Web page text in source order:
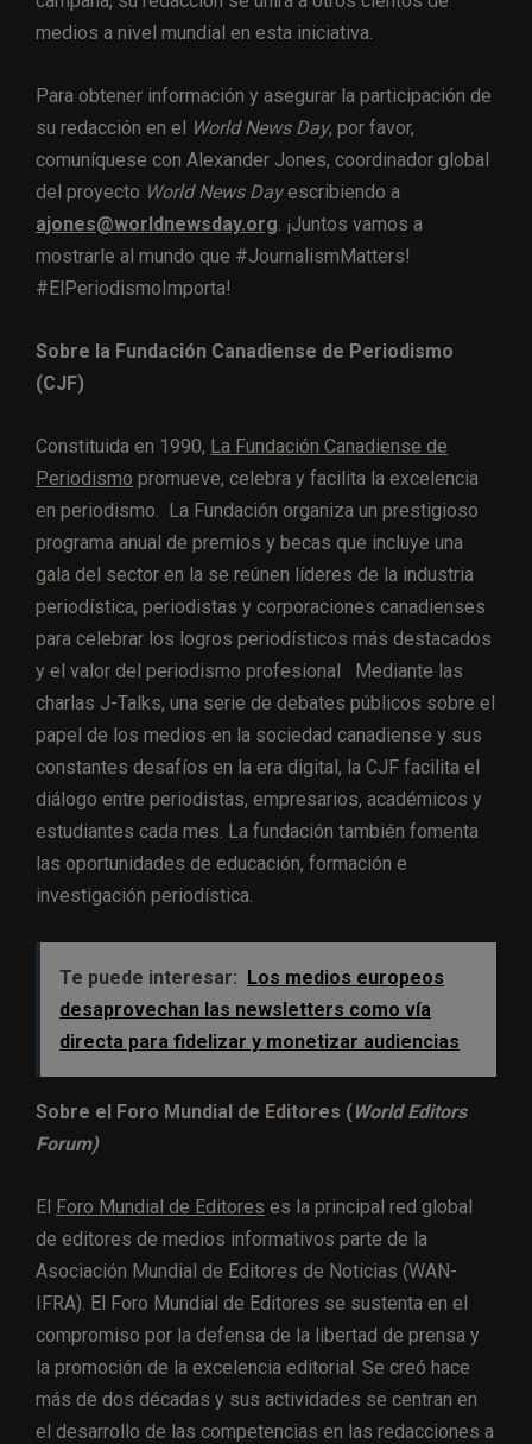
medios a nivel mundial en esta iniciativa.
Para obtener información y asegurar la participación de
su redacción en el World News Day, por favor,
comuníquese con Alexander Jones, coordinador global
del proyecto World News Dayescribiendo a
ajones@worldnewsday.org. ¡Juntos vamos a
mostrarle al mundo que #JournalismMatters!
#ElPeriodismoImporta!
Sobre la Fundación Canadiense de Periodismo
(CJF)
Constituida en 1990, La Fundación Canadiense de
Periodismo promueve, celebra y facilita la excelencia
en periodismo. La Fundación organiza un prestigioso
programa anual de premios y becas que incluye una
gala del sector en la se reúnen líderes de la industria
periodística, periodistas y corporaciones canadienses
para celebrar los logros periodísticos más destacados
y el valor del periodismo profesional Mediante las
charlas J-Talks, una serie de debates públicos sobre el
papel de los medios en la sociedad canadiense y sus
constantes desafíos en la era digital, la CJF facilita el
diálogo entre periodistas, empresarios, académicos y
estudiantes cada mes. La fundación también fomenta
las oportunidades de educación, formación e
investigación periodística.
Te puede interesar: Los medios europeos
desaprovechan las newsletters como vía
directa para fidelizar y monetizar audiencias
Sobre el Foro Mundial de Editores (World Editors
Forum)
El Foro Mundial de Editores es la principal red global
de editores de medios informativos parte de la
Asociación Mundial de Editores de Noticias (WAN-
IFRA). El Foro Mundial de Editores se sustenta en el
compromiso por la defensa de la libertad de prensa y
la promoción de la excelencia editorial. Se creó hace
más de dos décadas y sus actividades se centran en
el desarrollo de las competencias en las redacciones a